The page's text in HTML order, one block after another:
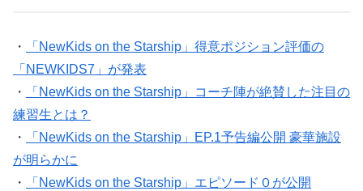
・
「NewKids on the Starship」得意ポジション評価の
「NEWKIDS7」が発表
・
「NewKids on the Starship」コーチ陣が絶賛した注目の
練習生とは？
・
「NewKids on the Starship」EP.1予告編公開 豪華施設
が明らかに
・
「NewKids on the Starship」エピソード０が公開